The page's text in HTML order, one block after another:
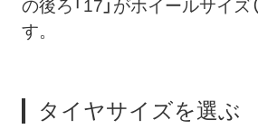
の後ろ「17」がホイールサイズ
す。
タイヤサイズを選ぶ